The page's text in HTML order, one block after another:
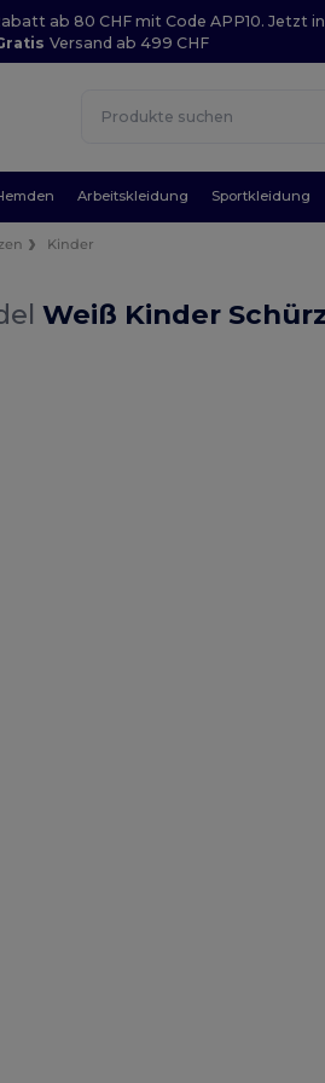
ab 80 CHF mit Code APP10. Jetzt
Versand ab 499 CHF
Arbeitskleidung Sportkleidung
Kinder
Weiß Kinder